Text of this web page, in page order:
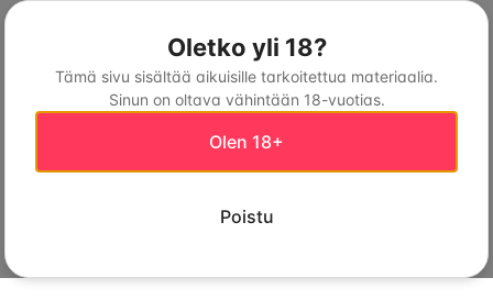
Oletko yli 18?
Tämä sivu sisältää aikuisille tarkoitettua materiaalia.
Sinun on oltava vähintään 18-vuotias.
Olen 18+
Poistu